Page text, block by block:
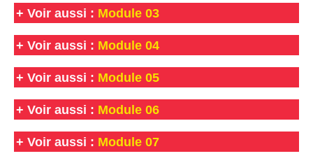
+ Voir aussi : Module 03
+ Voir aussi : Module 04
+ Voir aussi : Module 05
+ Voir aussi : Module 06
+ Voir aussi : Module 07